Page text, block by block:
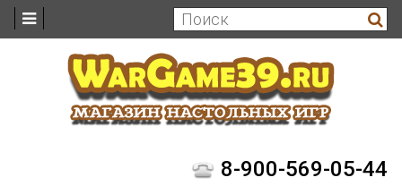
8-900-569-05-44